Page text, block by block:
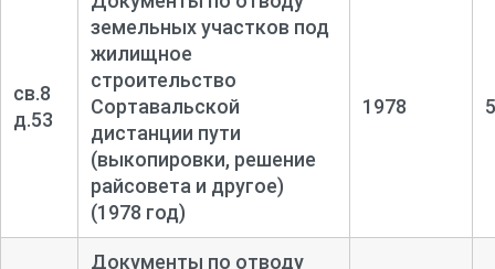
св.8
д.53
земельных участков под
жилищное
строительство
Сортавальской
дистанции пути
(выкопировки, решение
райсовета и другое)
(1978 год)
1978 5
Документы по отводу